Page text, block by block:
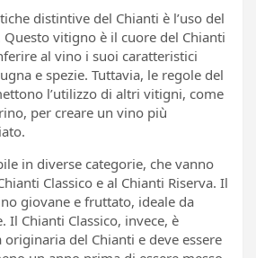
distintive del Chianti è l’uso del
vitigno è il cuore del Chianti
al vino i suoi caratteristici
e spezie. Tuttavia, le regole del
l’utilizzo di altri vitigni, come
per creare un vino più
in diverse categorie, che vanno
Classico e al Chianti Riserva. Il
giovane e fruttato, ideale da
Il Chianti Classico, invece, è
del Chianti e deve essere